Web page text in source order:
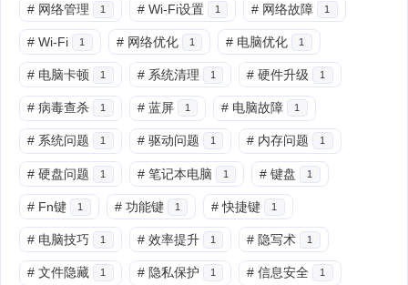
# 网络管理 1 # Wi-Fi设置 1 # 网络故障 1
# Wi-Fi 1 # 网络优化 1 # 电脑优化 1
# 电脑卡顿 1 # 系统清理 1 # 硬件升级 1
# 病毒查杀 1 # 蓝屏 1 # 电脑故障 1
# 系统问题 1 # 驱动问题 1 # 内存问题 1
# 硬盘问题 1 # 笔记本电脑 1 # 键盘 1
# Fn键 1 # 功能键 1 # 快捷键 1
# 电脑技巧 1 # 效率提升 1 # 隐写术 1
# 文件隐藏 1 # 隐私保护 1 # 信息安全 1